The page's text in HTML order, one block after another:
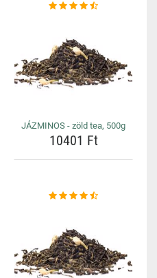
JÁZMINOS - zöld tea, 500g
10401 Ft